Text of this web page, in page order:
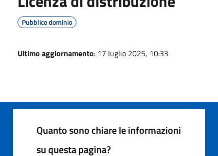
Pubblico dominio
Ultimo aggiornamento: 17 luglio 2025, 10:33
Quanto sono chiare le informazioni
su questa pagina?